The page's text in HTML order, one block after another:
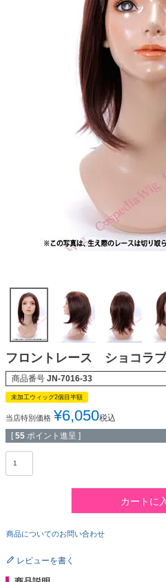
フロントレース ショコラ
商品番号 JN-7016-33
未加工ウィッグ2個目半額
当店特別価格 ¥6,050税込
[ 55 ポイント進呈 ]
カートに
商品についてのお問い合わせ
レビューを書く